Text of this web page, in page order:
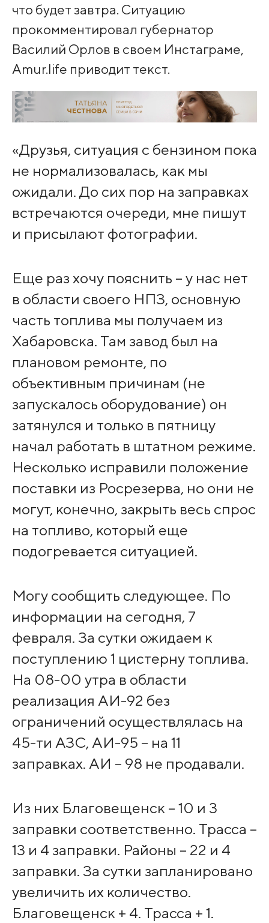
что будет завтра. Ситуацию
прокомментировал губернатор
Василий Орлов в своем Инстаграме,
Amur.life приводит текст.
«Друзья, ситуация с бензином пока
не нормализовалась, как мы
ожидали. До сих пор на заправках
встречаются очереди, мне пишут
и присылают фотографии.
Еще раз хочу пояснить – у нас нет
в области своего НПЗ, основную
часть топлива мы получаем из
Хабаровска. Там завод был на
плановом ремонте, по
объективным причинам (не
запускалось оборудование) он
затянулся и только в пятницу
начал работать в штатном режиме.
Несколько исправили положение
поставки из Росрезерва, но они не
могут, конечно, закрыть весь спрос
на топливо, который еще
подогревается ситуацией.
Могу сообщить следующее. По
информации на сегодня, 7
февраля. За сутки ожидаем к
поступлению 1 цистерну топлива.
На 08-00 утра в области
реализация АИ-92 без
ограничений осуществлялась на
45-ти АЗС, АИ-95 – на 11
заправках. АИ – 98 не продавали.
Из них Благовещенск – 10 и 3
заправки соответственно. Трасса –
13 и 4 заправки. Районы – 22 и 4
заправки. За сутки запланировано
увеличить их количество.
Благовещенск + 4. Трасса + 1.